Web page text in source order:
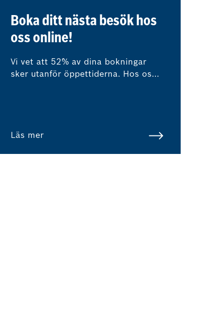
Boka ditt nästa besök hos
oss online!
Vi vet att 52% av dina bokningar
sker utanför öppettiderna. Hos oss
Läs mer